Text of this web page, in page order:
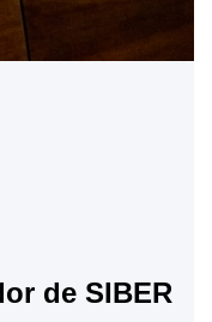
de SIBER